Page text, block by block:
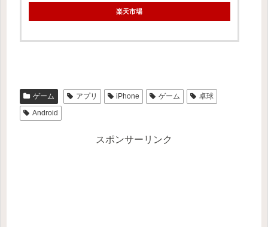
楽天市場
ゲーム アプリ iPhone ゲーム
卓球
Android
スポンサーリンク